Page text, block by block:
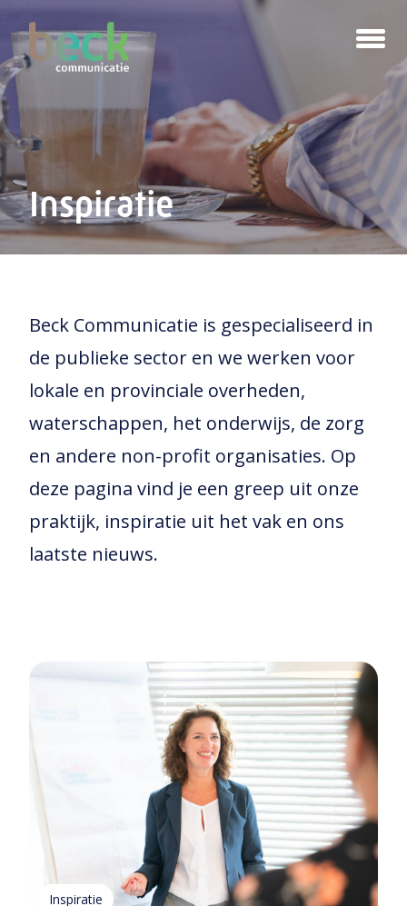
Inspiratie
Beck Communicatie is gespecialiseerd in
de publieke sector en we werken voor
lokale en provinciale overheden,
waterschappen, het onderwijs, de zorg
en andere non-profit organisaties. Op
deze pagina vind je een greep uit onze
praktijk, inspiratie uit het vak en ons
laatste nieuws.
Inspiratie